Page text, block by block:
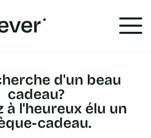
d'un beau
cadeau?
à l'heureux élu un
cadeau.